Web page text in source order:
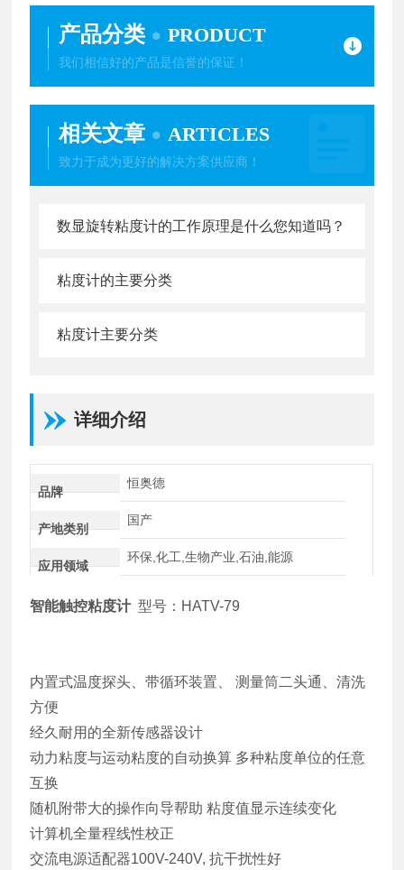
产品分类 PRODUCT
我们相信好的产品是信誉的保证！
相关文章 ARTICLES
致力于成为更好的解决方案供应商！
数显旋转粘度计的工作原理是什么您知道吗？
粘度计的主要分类
粘度计主要分类
详细介绍
品牌
恒奥德
产地类别
国产
应用领域
环保,化工,生物产业,石油,能源
智能触控粘度计 型号：HATV-79
内置式温度探头、带循环装置、 测量筒二头通、清洗
方便
经久耐用的全新传感器设计
动力粘度与运动粘度的自动换算 多种粘度单位的任意
互换
随机附带大的操作向导帮助 粘度值显示连续变化
计算机全量程线性校正
交流电源适配器100V-240V, 抗干扰性好